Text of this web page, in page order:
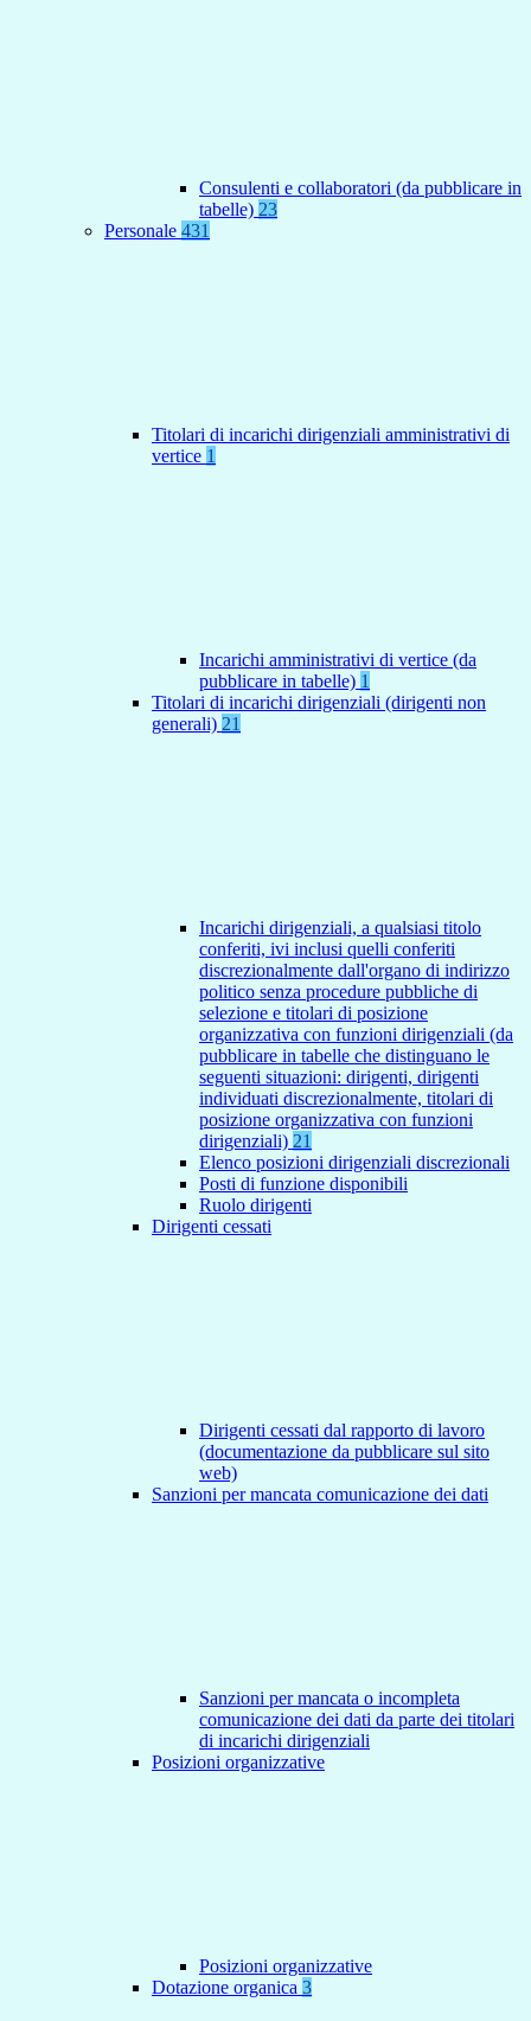
Consulenti e collaboratori (da pubblicare in
tabelle) 23
Personale 431
Titolari di incarichi dirigenziali amministrativi di
vertice 1
Incarichi amministrativi di vertice (da
pubblicare in tabelle) 1
Titolari di incarichi dirigenziali (dirigenti non
generali) 21
Incarichi dirigenziali, a qualsiasi titolo
conferiti, ivi inclusi quelli conferiti
discrezionalmente dall'organo di indirizzo
politico senza procedure pubbliche di
selezione e titolari di posizione
organizzativa con funzioni dirigenziali (da
pubblicare in tabelle che distinguano le
seguenti situazioni: dirigenti, dirigenti
individuati discrezionalmente, titolari di
posizione organizzativa con funzioni
dirigenziali) 21
Elenco posizioni dirigenziali discrezionali
Posti di funzione disponibili
Ruolo dirigenti
Dirigenti cessati
Dirigenti cessati dal rapporto di lavoro
(documentazione da pubblicare sul sito
web)
Sanzioni per mancata comunicazione dei dati
Sanzioni per mancata o incompleta
comunicazione dei dati da parte dei titolari
di incarichi dirigenziali
Posizioni organizzative
Posizioni organizzative
Dotazione organica 3